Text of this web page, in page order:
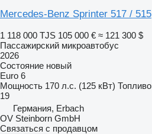
Mercedes-Benz Sprinter 517 / 515
1 118 000 TJS 105 000 € ≈ 121 300 $
Пассажирский микроавтобус
2026
Состояние новый
Euro 6
Мощность 170 л.с. (125 кВт) Топливо
19
Германия, Erbach
OV Steinborn GmbH
Связаться с продавцом